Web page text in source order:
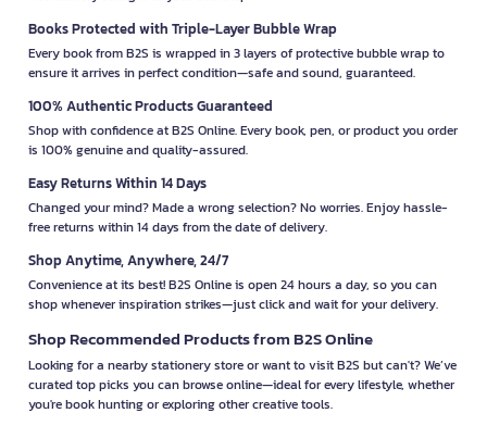
Books Protected with Triple-Layer Bubble Wrap
Every book from B2S is wrapped in 3 layers of protective bubble wrap to
ensure it arrives in perfect condition—safe and sound, guaranteed.
100% Authentic Products Guaranteed
Shop with confidence at B2S Online. Every book, pen, or product you order
is 100% genuine and quality-assured.
Easy Returns Within 14 Days
Changed your mind? Made a wrong selection? No worries. Enjoy hassle-
free returns within 14 days from the date of delivery.
Shop Anytime, Anywhere, 24/7
Convenience at its best! B2S Online is open 24 hours a day, so you can
shop whenever inspiration strikes—just click and wait for your delivery.
Shop Recommended Products from B2S Online
Looking for a nearby stationery store or want to visit B2S but can't? We’ve
curated top picks you can browse online—ideal for every lifestyle, whether
you're book hunting or exploring other creative tools.